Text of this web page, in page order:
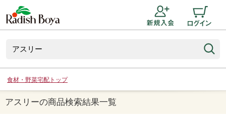
食材・野菜宅配トップ
アスリーの商品検索結果一覧